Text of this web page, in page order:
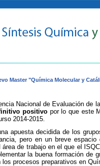
Master "Química Molecular y
Nacional de Evaluación de
positivopor lo que este
2014-2015.
apuesta decidida de los
pero en un breve
de trabajo en el que el
la buena formación de
procesos preparativos en